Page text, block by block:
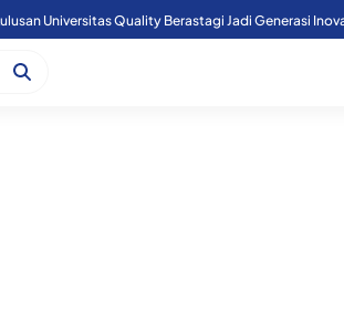
Universitas Quality Berastagi Jadi Generasi